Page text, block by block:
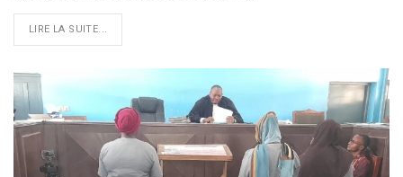
LIRE LA SUITE...